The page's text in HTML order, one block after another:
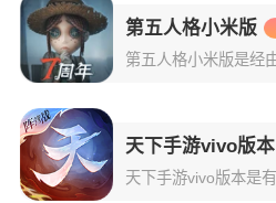
第五人格小米版
天下手游vivo版本